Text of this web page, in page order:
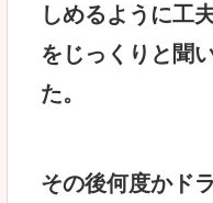
しめるように工
をじっくりと聞
た。
その後何度かド